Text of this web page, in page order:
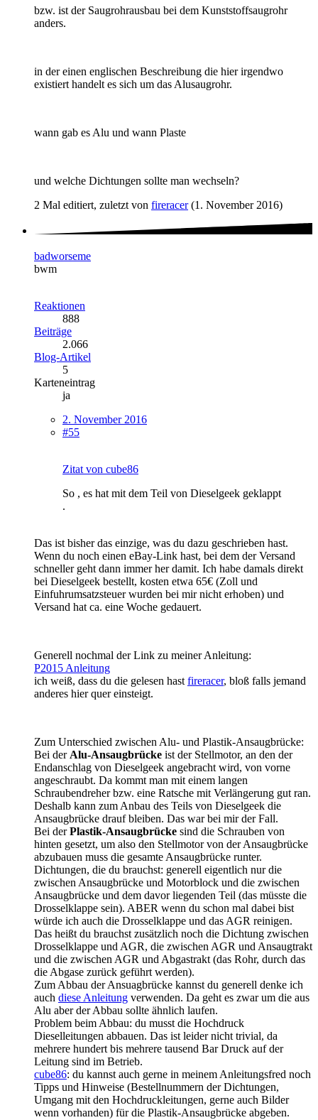
bzw. ist der Saugrohrausbau bei dem Kunststoffsaugrohr
anders.
in der einen englischen Beschreibung die hier irgendwo
existiert handelt es sich um das Alusaugrohr.
wann gab es Alu und wann Plaste
und welche Dichtungen sollte man wechseln?
2 Mal editiert, zuletzt von fireracer(1. November 2016)
badworseme
bwm
Reaktionen
888
Beiträge
2.066
Blog-Artikel
5
Karteneintrag
ja
2. November 2016
#55
Zitat von cube86
So , es hat mit dem Teil von Dieselgeek geklappt
.
Das ist bisher das einzige, was du dazu geschrieben hast.
Wenn du noch einen eBay-Link hast, bei dem der Versand
schneller geht dann immer her damit. Ich habe damals direkt
bei Dieselgeek bestellt, kosten etwa 65€ (Zoll und
Einfuhrumsatzsteuer wurden bei mir nicht erhoben) und
Versand hat ca. eine Woche gedauert.
Generell nochmal der Link zu meiner Anleitung:
P2015 Anleitung
ich weiß, dass du die gelesen hastfireracer, bloß falls jemand
anderes hier quer einsteigt.
Zum Unterschied zwischen Alu- und Plastik-Ansaugbrücke:
Bei derAlu-Ansaugbrücke ist der Stellmotor, an den der
Endanschlag von Dieselgeek angebracht wird, von vorne
angeschraubt. Da kommt man mit einem langen
Schraubendreher bzw. eine Ratsche mit Verlängerung gut ran.
Deshalb kann zum Anbau des Teils von Dieselgeek die
Ansaugbrücke drauf bleiben. Das war bei mir der Fall.
Bei derPlastik-Ansaugbrücke sind die Schrauben von
hinten gesetzt, um also den Stellmotor von der Ansaugbrücke
abzubauen muss die gesamte Ansaugbrücke runter.
Dichtungen, die du brauchst: generell eigentlich nur die
zwischen Ansaugbrücke und Motorblock und die zwischen
Ansaugbrücke und dem davor liegenden Teil (das müsste die
Drosselklappe sein). ABER wenn du schon mal dabei bist
würde ich auch die Drosselklappe und das AGR reinigen.
Das heißt du brauchst zusätzlich noch die Dichtung zwischen
Drosselklappe und AGR, die zwischen AGR und Ansaugtrakt
und die zwischen AGR und Abgastrakt (das Rohr, durch das
die Abgase zurück geführt werden).
Zum Abbau der Ansuagbrücke kannst du generell denke ich
auch diese Anleitung verwenden. Da geht es zwar um die aus
Alu aber der Abbau sollte ähnlich laufen.
Problem beim Abbau: du musst die Hochdruck
Dieselleitungen abbauen. Das ist leider nicht trivial, da
mehrere hundert bis mehrere tausend Bar Druck auf der
Leitung sind im Betrieb.
cube86: du kannst auch gerne in meinem Anleitungsfred noch
Tipps und Hinweise (Bestellnummern der Dichtungen,
Umgang mit den Hochdruckleitungen, gerne auch Bilder
wenn vorhanden) für die Plastik-Ansaugbrücke abgeben.